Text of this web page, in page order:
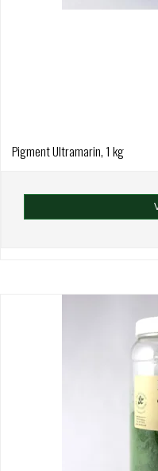
Pigment Ultramarin, 1 kg